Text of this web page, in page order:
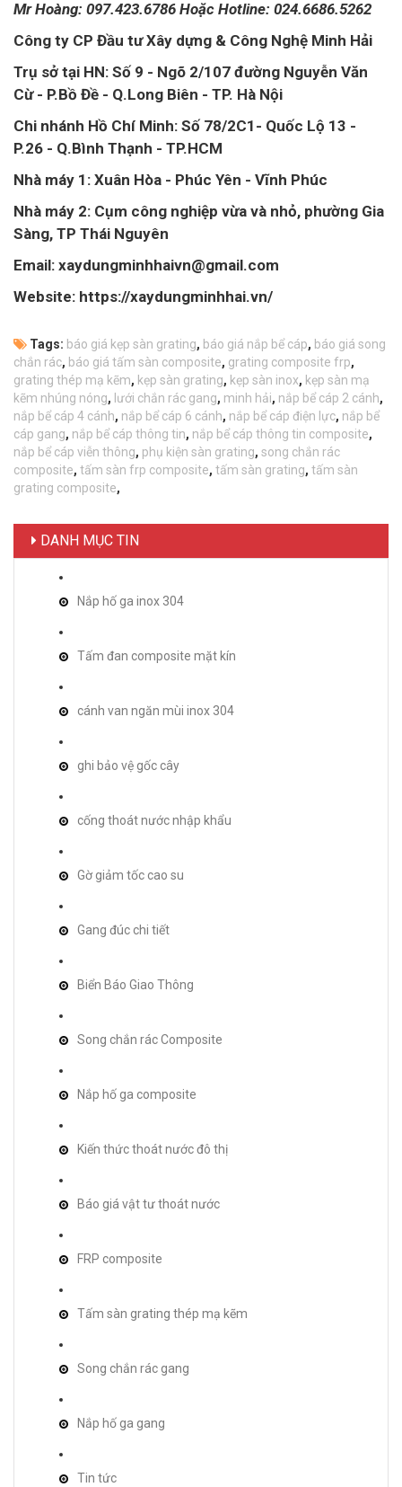
Mr Hoàng: 097.423.6786 Hoặc Hotline: 024.6686.5262
Công ty CP Đầu tư Xây dựng & Công Nghệ Minh Hải
Trụ sở tại HN: Số 9 - Ngõ 2/107 đường Nguyễn Văn
Cừ - P.Bồ Đề - Q.Long Biên - TP. Hà Nội
Chi nhánh Hồ Chí Minh: Số 78/2C1- Quốc Lộ 13 -
P.26 - Q.Bình Thạnh - TP.HCM
Nhà máy 1: Xuân Hòa - Phúc Yên - Vĩnh Phúc
Nhà máy 2: Cụm công nghiệp vừa và nhỏ, phường Gia
Sàng, TP Thái Nguyên
Email: xaydungminhhaivn@gmail.com
Website: https://xaydungminhhai.vn/
Tags: báo giá kẹp sàn grating, báo giá nắp bể cáp, báo giá song
chắn rác, báo giá tấm sàn composite, grating composite frp,
grating thép mạ kẽm, kẹp sàn grating, kẹp sàn inox, kẹp sàn mạ
kẽm nhúng nóng, lưới chắn rác gang, minh hải, nắp bể cáp 2 cánh,
nắp bể cáp 4 cánh, nắp bể cáp 6 cánh, nắp bể cáp điện lực, nắp bể
cáp gang, nắp bể cáp thông tin, nắp bể cáp thông tin composite,
nắp bể cáp viễn thông, phụ kiện sàn grating, song chắn rác
composite, tấm sàn frp composite, tấm sàn grating, tấm sàn
grating composite,
DANH MỤC TIN
Nắp hố ga inox 304
Tấm đan composite mặt kín
cánh van ngăn mùi inox 304
ghi bảo vệ gốc cây
cống thoát nước nhập khẩu
Gờ giảm tốc cao su
Gang đúc chi tiết
Biển Báo Giao Thông
Song chắn rác Composite
Nắp hố ga composite
Kiến thức thoát nước đô thị
Báo giá vật tư thoát nước
FRP composite
Tấm sàn grating thép mạ kẽm
Song chắn rác gang
Nắp hố ga gang
Tin tức